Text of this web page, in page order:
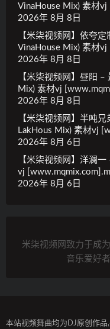
VinaHouse Mix) 素材
2026年 8月 8日
【米柒视频网】依夸
VinaHouse Mix) 素材
2026年 8月 8日
【米柒视频网】昼阳
Mix) 素材vj
2026年 8月 8日
【米柒视频网】半吨
LakHous Mix) 素材vj
2026年 8月 6日
【米柒视频网】洋澜
vj
2026年 8月 6日
米柒视频网致力于成
音乐爱好
本站视频舞曲均为DJ原创作品